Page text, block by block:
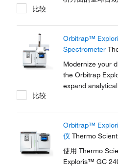
的实验室添加更
乎双倍的样品处
比较
Orbitrap™
Spectrometer
Modernize your
the Orbitrap
expand
system that
costs, and...
比较
Orbitrap™
仪 Thermo
使用 Thermo
Exploris™ GC